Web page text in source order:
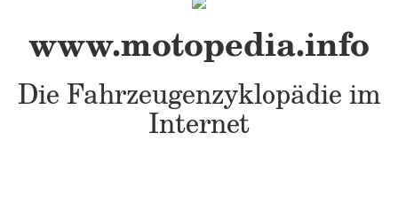
www.motopedia.info
Die Fahrzeugenzyklopädie im
Internet